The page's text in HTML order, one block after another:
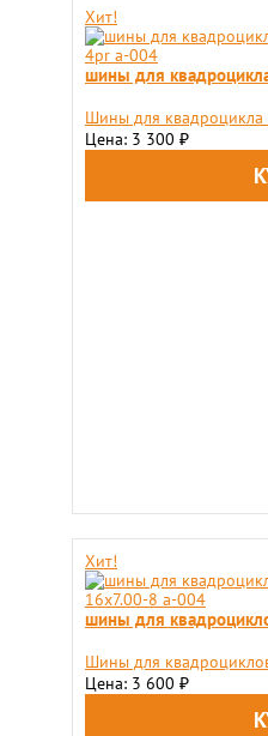
Хит!
шины для
Шины для квадроцикла
Цена: 3 300 ₽
Хит!
шины для
Шины для
Цена: 3 600 ₽